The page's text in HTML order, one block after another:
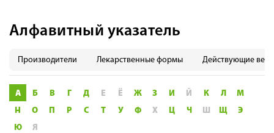
Алфавитный указатель
Производители Лекарственные формы Действующие
А Б В Г Д Е Ё Ж З И Й К Л
М
Н
О П Р С Т У Ф Х Ц Ч Ш Щ
Э
Ю
Я